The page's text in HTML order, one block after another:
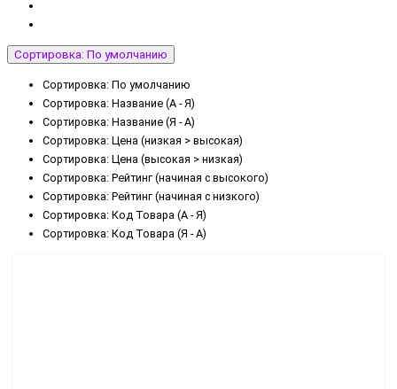
Сортировка: По умолчанию
Сортировка: По умолчанию
Сортировка: Название (А - Я)
Сортировка: Название (Я - А)
Сортировка: Цена (низкая > высокая)
Сортировка: Цена (высокая > низкая)
Сортировка: Рейтинг (начиная с высокого)
Сортировка: Рейтинг (начиная с низкого)
Сортировка: Код Товара (А - Я)
Сортировка: Код Товара (Я - А)